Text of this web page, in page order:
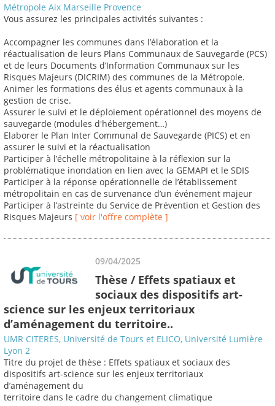
Métropole Aix Marseille Provence
Vous assurez les principales activités suivantes :
Accompagner les communes dans l’élaboration et la
réactualisation de leurs Plans Communaux de Sauvegarde (PCS)
et de leurs Documents d’Information Communaux sur les
Risques Majeurs (DICRIM) des communes de la Métropole.
Animer les formations des élus et agents communaux à la
gestion de crise.
Assurer le suivi et le déploiement opérationnel des moyens de
sauvegarde (modules d'hébergement…)
Elaborer le Plan Inter Communal de Sauvegarde (PICS) et en
assurer le suivi et la réactualisation
Participer à l’échelle métropolitaine à la réflexion sur la
problématique inondation en lien avec la GEMAPI et le SDIS
Participer à la réponse opérationnelle de l’établissement
métropolitain en cas de survenance d’un événement majeur
Participer à l’astreinte du Service de Prévention et Gestion des
Risques Majeurs [ voir l'offre complète ]
09/04/2025
Thèse / Effets spatiaux et
sociaux des dispositifs art-
science sur les enjeux territoriaux
d’aménagement du territoire..
UMR CITERES, Université de Tours et ELICO, Université Lumière
Lyon 2
Titre du projet de thèse : Effets spatiaux et sociaux des
dispositifs art-science sur les enjeux territoriaux
d’aménagement du
territoire dans le cadre du changement climatique